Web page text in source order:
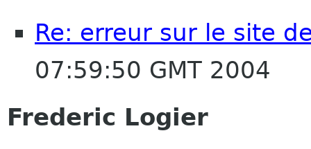
Re: erreur sur le site
07:59:50 GMT 2004
Frederic Logier